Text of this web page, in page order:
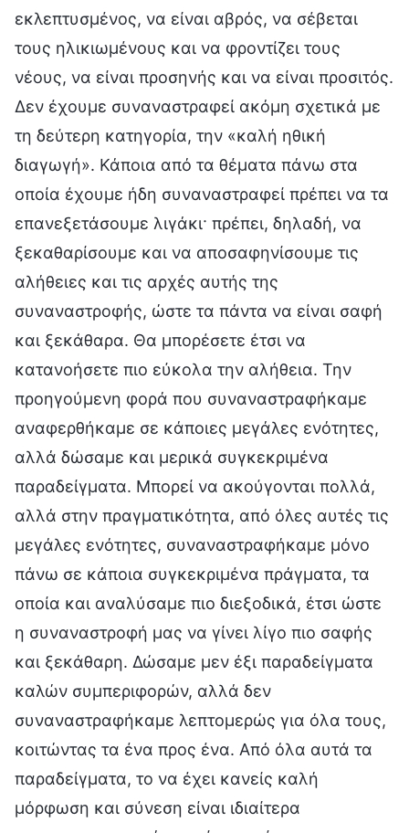
εκλεπτυσμένος, να είναι αβρός, να σέβεται
τους ηλικιωμένους και να φροντίζει τους
νέους, να είναι προσηνής και να είναι προσιτός.
Δεν έχουμε συναναστραφεί ακόμη σχετικά με
τη δεύτερη κατηγορία, την «καλή ηθική
διαγωγή». Κάποια από τα θέματα πάνω στα
οποία έχουμε ήδη συναναστραφεί πρέπει να τα
επανεξετάσουμε λιγάκι· πρέπει, δηλαδή, να
ξεκαθαρίσουμε και να αποσαφηνίσουμε τις
αλήθειες και τις αρχές αυτής της
συναναστροφής, ώστε τα πάντα να είναι σαφή
και ξεκάθαρα. Θα μπορέσετε έτσι να
κατανοήσετε πιο εύκολα την αλήθεια. Την
προηγούμενη φορά που συναναστραφήκαμε
αναφερθήκαμε σε κάποιες μεγάλες ενότητες,
αλλά δώσαμε και μερικά συγκεκριμένα
παραδείγματα. Μπορεί να ακούγονται πολλά,
αλλά στην πραγματικότητα, από όλες αυτές τις
μεγάλες ενότητες, συναναστραφήκαμε μόνο
πάνω σε κάποια συγκεκριμένα πράγματα, τα
οποία και αναλύσαμε πιο διεξοδικά, έτσι ώστε
η συναναστροφή μας να γίνει λίγο πιο σαφής
και ξεκάθαρη. Δώσαμε μεν έξι παραδείγματα
καλών συμπεριφορών, αλλά δεν
συναναστραφήκαμε λεπτομερώς για όλα τους,
κοιτώντας τα ένα προς ένα. Από όλα αυτά τα
παραδείγματα, το να έχει κανείς καλή
μόρφωση και σύνεση είναι ιδιαίτερα